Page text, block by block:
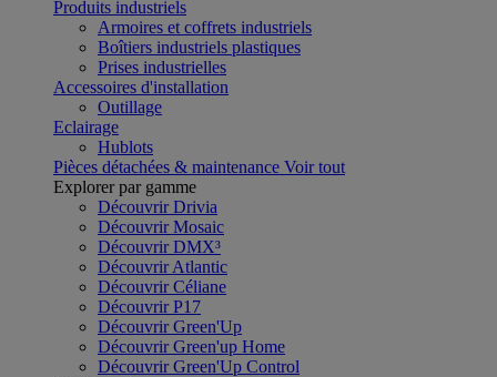
Produits industriels
Armoires et coffrets industriels
Boîtiers industriels plastiques
Prises industrielles
Accessoires d'installation
Outillage
Eclairage
Hublots
Pièces détachées & maintenance Voir tout
Explorer par gamme
Découvrir Drivia
Découvrir Mosaic
Découvrir DMX³
Découvrir Atlantic
Découvrir Céliane
Découvrir P17
Découvrir Green'Up
Découvrir Green'up Home
Découvrir Green'Up Control